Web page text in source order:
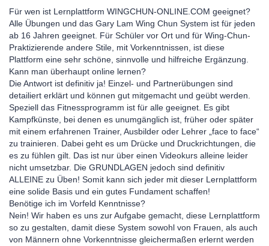
Für wen ist Lernplattform WINGCHUN-ONLINE.COM geeignet?
Alle Übungen und das Gary Lam Wing Chun System ist für jeden
ab 16 Jahren geeignet. Für Schüler vor Ort und für Wing-Chun-
Praktizierende andere Stile, mit Vorkenntnissen, ist diese
Plattform eine sehr schöne, sinnvolle und hilfreiche Ergänzung.
Kann man überhaupt online lernen?
Die Antwort ist definitiv ja! Einzel- und Partnerübungen sind
detailiert erklärt und können gut mitgemacht und geübt werden.
Speziell das Fitnessprogramm ist für alle geeignet. Es gibt
Kampfkünste, bei denen es unumgänglich ist, früher oder später
mit einem erfahrenen Trainer, Ausbilder oder Lehrer „face to face“
zu trainieren. Dabei geht es um Drücke und Druckrichtungen, die
es zu fühlen gilt. Das ist nur über einen Videokurs alleine leider
nicht umsetzbar. Die GRUNDLAGEN jedoch sind definitiv
ALLEINE zu Üben! Somit kann sich jeder mit dieser Lernplattform
eine solide Basis und ein gutes Fundament schaffen!
Benötige ich im Vorfeld Kenntnisse?
Nein! Wir haben es uns zur Aufgabe gemacht, diese Lernplattform
so zu gestalten, damit diese System sowohl von Frauen, als auch
von Männern ohne Vorkenntnisse gleichermaßen erlernt werden